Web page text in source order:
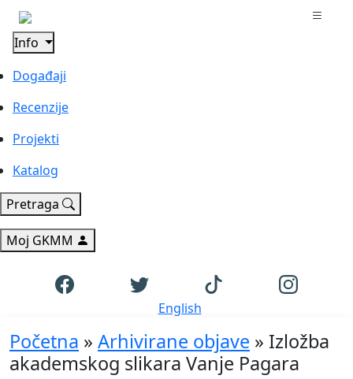
Info
Događaji
Recenzije
Projekti
Katalog
Pretraga
Moj GKMM
English
Početna » Arhivirane objave » Izložba
akademskog slikara Vanje Pagara